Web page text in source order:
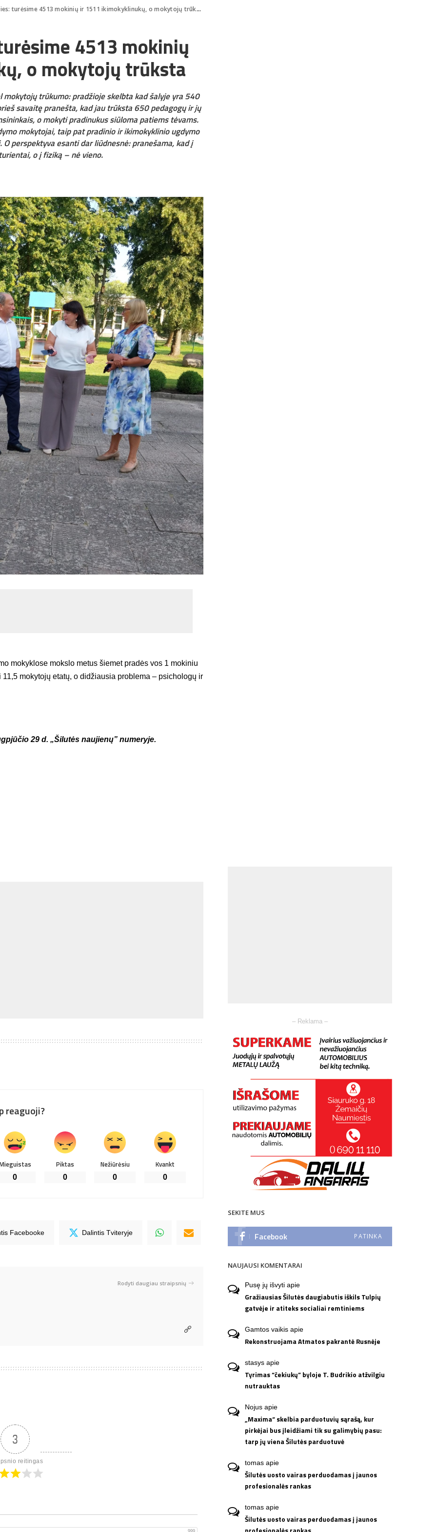
turėsime 4513 mokinių ir 1511 ikimokyklinukų, o mokytojų trūksta
4513 mokinių
o mokytojų trūksta
trūkumo: pradžioje skelbta kad šalyje yra 540
savaitę pranešta, kad jau trūksta 650 pedagogų ir jų
o mokyti pradinukus siūloma patiems tėvams.
mokytojai, taip pat pradinio ir ikimokyklinio ugdymo
perspektyva esanti dar liūdnesnė: pranešama, kad į
o į fiziką – nė vieno.
mokyklose mokslo metus šiemet pradės vos 1 mokiniu
mokytojų etatų, o didžiausia problema – psichologų ir
29 d. „Šilutės naujienų” numeryje.
reaguoji?
0
Piktas
0
Nežiūrėsiu
0
Kvankt
0
Facebooke Dalintis Tviteryje
Rodyti daugiau straipsnių
3
reitingas
– Reklama –
SEKITE MUS
Facebook PATINKA
NAUJAUSI KOMENTARAI
Pusę jų išvyti apie
Gražiausias Šilutės daugiabutis iškils Tulpių
gatvėje ir atiteks socialiai remtiniems
Gamtos vaikis apie
Rekonstruojama Atmatos pakrantė Rusnėje
stasys apie
Tyrimas “čekiukų” byloje T. Budrikio atžvilgiu
nutrauktas
Nojus apie
„Maxima“ skelbia parduotuvių sąrašą, kur
pirkėjai bus įleidžiami tik su galimybių pasu:
tarp jų viena Šilutės parduotuvė
tomas apie
Šilutės uosto vairas perduodamas į jaunos
profesionalės rankas
tomas apie
Šilutės uosto vairas perduodamas į jaunos